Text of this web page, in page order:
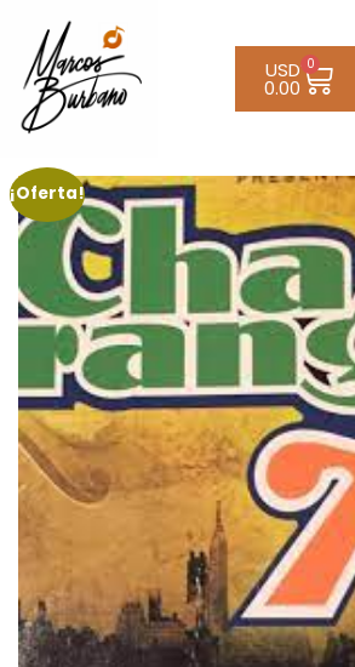
USD
0.00
0
¡Oferta!